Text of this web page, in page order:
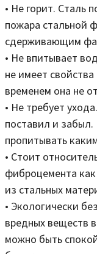
• Не горит. Сталь
пожара стальной
сдерживающим
• Не впитывает
не имеет
временем она не
• Не требует
поставил и
пропитывать
• Стоит
фиброцемента
из стальных
• Экологически
вредных веществ
можно быть